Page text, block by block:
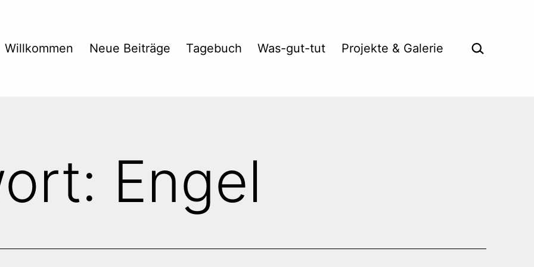
Willkommen Neue Beiträge Tagebuch Was-gut-tut Projekte & Galerie Suche …
Engel